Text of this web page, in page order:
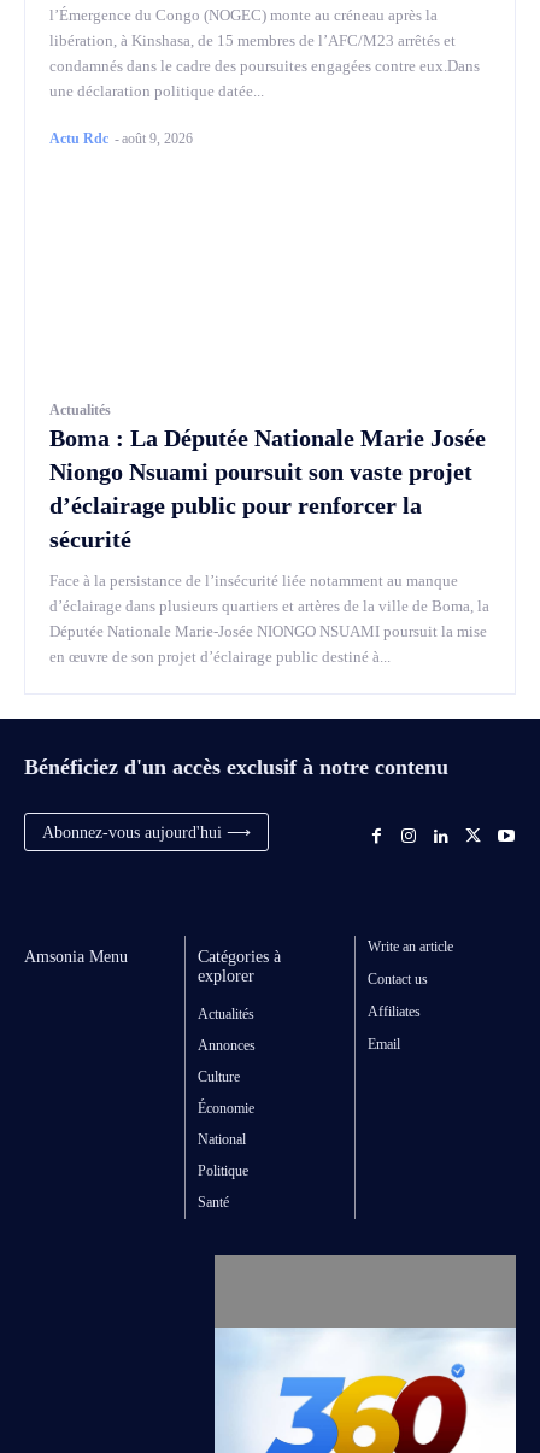
l’Émergence du Congo (NOGEC) monte au créneau après la
libération, à Kinshasa, de 15 membres de l’AFC/M23 arrêtés et
condamnés dans le cadre des poursuites engagées contre eux.Dans
une déclaration politique datée...
Actu Rdc -août 9, 2026
Actualités
Boma : La Députée Nationale Marie Josée
Niongo Nsuami poursuit son vaste projet
d’éclairage public pour renforcer la
sécurité
Face à la persistance de l’insécurité liée notamment au manque
d’éclairage dans plusieurs quartiers et artères de la ville de Boma, la
Députée Nationale Marie-Josée NIONGO NSUAMI poursuit la mise
en œuvre de son projet d’éclairage public destiné à...
Bénéficiez d'un accès exclusif à notre contenu
Abonnez-vous aujourd'hui ⟶
Amsonia Menu
Catégories à
explorer
Actualités
Annonces
Culture
Économie
National
Politique
Santé
Write an article
Contact us
Affiliates
Email